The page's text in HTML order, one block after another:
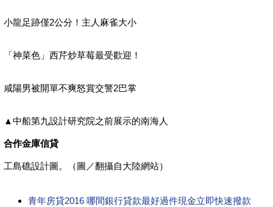
小龍足跡僅2公分！主人麻雀大小
「神菜色」西芹炒草莓最受歡迎！
咸陽男被開單不爽怒賞交警2巴掌
▲中船第九設計研究院之前展示的南海人
合作金庫信貸
工島礁設計圖。（圖／翻攝自大陸網站）
青年房貸2016 哪間銀行貸款最好過件現金立即快速撥款